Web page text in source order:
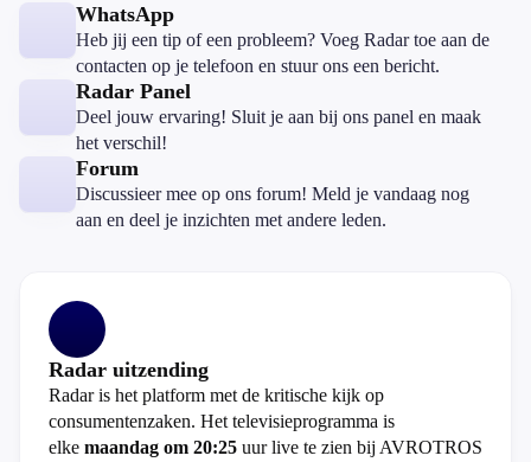
WhatsApp
Heb jij een tip of een probleem? Voeg Radar toe aan de
contacten op je telefoon en stuur ons een bericht.
Radar Panel
Deel jouw ervaring! Sluit je aan bij ons panel en maak
het verschil!
Forum
Discussieer mee op ons forum! Meld je vandaag nog
aan en deel je inzichten met andere leden.
Radar uitzending
Radar is het platform met de kritische kijk op
consumentenzaken. Het televisieprogramma is
elke maandag om 20:25 uur live te zien bij AVROTROS